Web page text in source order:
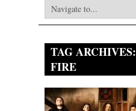
TAG ARCHIVES:
FIRE